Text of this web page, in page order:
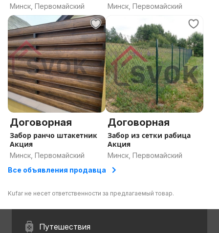
Минск, Первомайский Минск, Первомайский
Договорная
Забор ранчо штакетник
Акция
Минск, Первомайский
Договорная
Забор из сетки рабица
Акция
Минск, Первомайский
Все объявления продавца
Kufar не несет ответственности за предлагаемый товар.
Путешествия